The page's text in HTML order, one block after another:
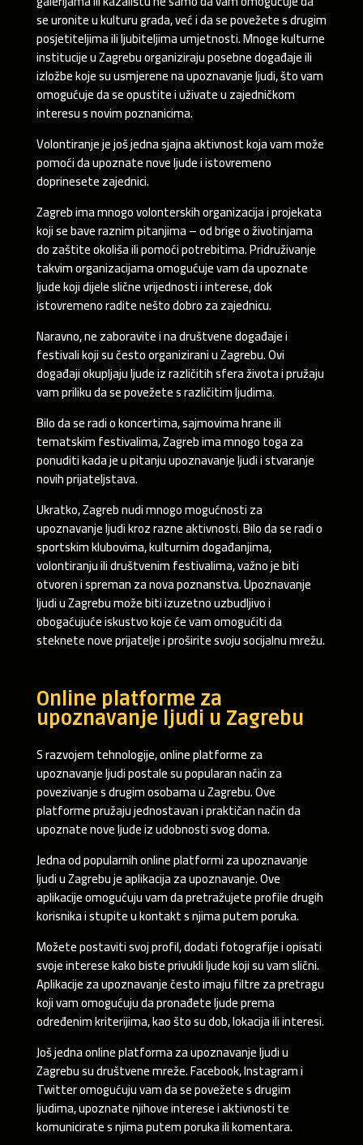
se uronite u kulturu grada, već i da se povežete s drugim
posjetiteljima ili ljubiteljima umjetnosti. Mnoge kulturne
institucije u Zagrebu organiziraju posebne događaje ili
izložbe koje su usmjerene na upoznavanje ljudi, što vam
omogućuje da se opustite i uživate u zajedničkom
interesu s novim poznanicima.
Volontiranje je još jedna sjajna aktivnost koja vam može
pomoći da upoznate nove ljude i istovremeno
doprinesete zajednici.
Zagreb ima mnogo volonterskih organizacija i projekata
koji se bave raznim pitanjima – od brige o životinjama
do zaštite okoliša ili pomoći potrebitima. Pridruživanje
takvim organizacijama omogućuje vam da upoznate
ljude koji dijele slične vrijednosti i interese, dok
istovremeno radite nešto dobro za zajednicu.
Naravno, ne zaboravite i na društvene događaje i
festivali koji su često organizirani u Zagrebu. Ovi
događaji okupljaju ljude iz različitih sfera života i pružaju
vam priliku da se povežete s različitim ljudima.
Bilo da se radi o koncertima, sajmovima hrane ili
tematskim festivalima, Zagreb ima mnogo toga za
ponuditi kada je u pitanju upoznavanje ljudi i stvaranje
novih prijateljstava.
Ukratko, Zagreb nudi mnogo mogućnosti za
upoznavanje ljudi kroz razne aktivnosti. Bilo da se radi o
sportskim klubovima, kulturnim događanjima,
volontiranju ili društvenim festivalima, važno je biti
otvoren i spreman za nova poznanstva. Upoznavanje
ljudi u Zagrebu može biti izuzetno uzbudljivo i
obogaćujuće iskustvo koje će vam omogućiti da
steknete nove prijatelje i proširite svoju socijalnu mrežu.
Online platforme za
upoznavanje ljudi u Zagrebu
S razvojem tehnologije, online platforme za
upoznavanje ljudi postale su popularan način za
povezivanje s drugim osobama u Zagrebu. Ove
platforme pružaju jednostavan i praktičan način da
upoznate nove ljude iz udobnosti svog doma.
Jedna od popularnih online platformi za upoznavanje
ljudi u Zagrebu je aplikacija za upoznavanje. Ove
aplikacije omogućuju vam da pretražujete profile drugih
korisnika i stupite u kontakt s njima putem poruka.
Možete postaviti svoj profil, dodati fotografije i opisati
svoje interese kako biste privukli ljude koji su vam slični.
Aplikacije za upoznavanje često imaju filtre za pretragu
koji vam omogućuju da pronađete ljude prema
određenim kriterijima, kao što su dob, lokacija ili interesi.
Još jedna online platforma za upoznavanje ljudi u
Zagrebu su društvene mreže. Facebook, Instagram i
Twitter omogućuju vam da se povežete s drugim
ljudima, upoznate njihove interese i aktivnosti te
komunicirate s njima putem poruka ili komentara.